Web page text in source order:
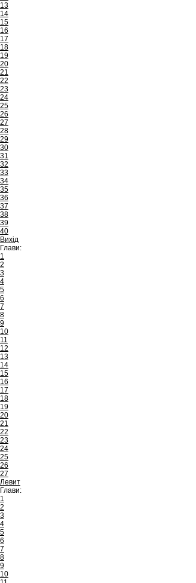
13
14
15
16
17
18
19
20
21
22
23
24
25
26
27
28
29
30
31
32
33
34
35
36
37
38
39
40
Вихід
Глави:
1
2
3
4
5
6
7
8
9
10
11
12
13
14
15
16
17
18
19
20
21
22
23
24
25
26
27
Левит
Глави:
1
2
3
4
5
6
7
8
9
10